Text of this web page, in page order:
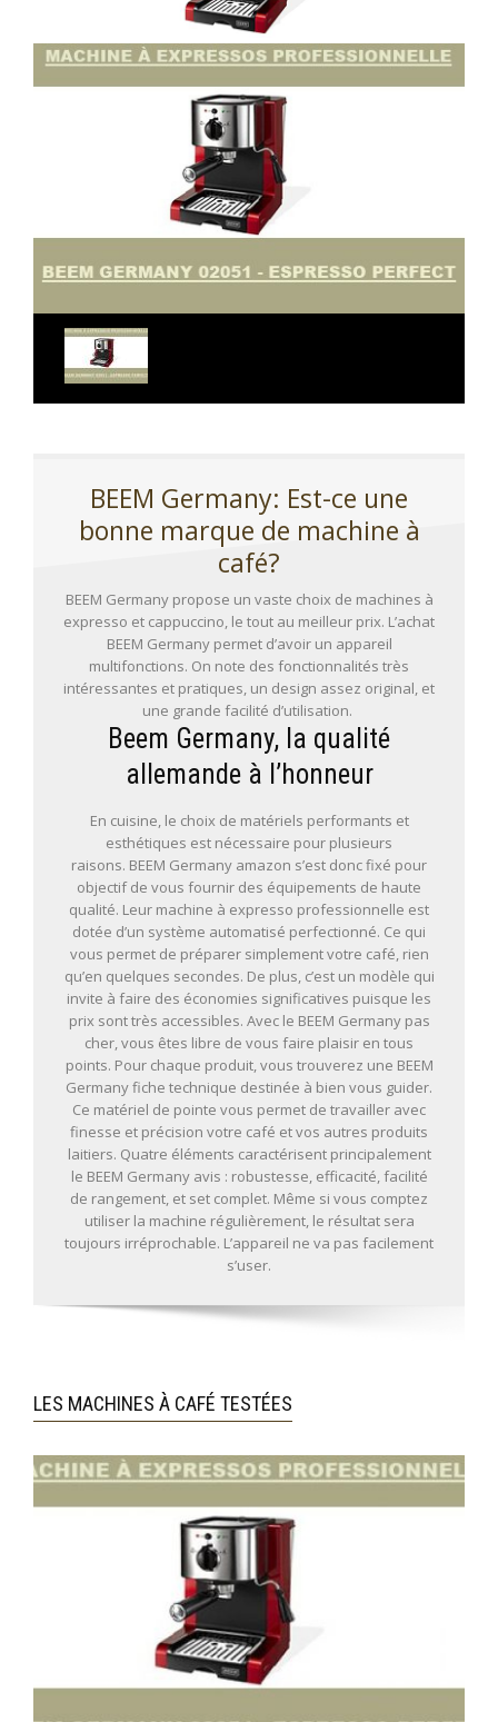
BEEM Germany: Est-ce une
bonne marque de machine à
café?
BEEM Germany propose un vaste choix de machines à
expresso et cappuccino, le tout au meilleur prix. L’achat
BEEM Germany permet d’avoir un appareil
multifonctions. On note des fonctionnalités très
intéressantes et pratiques, un design assez original, et
une grande facilité d’utilisation.
Beem Germany, la qualité
allemande à l’honneur
En cuisine, le choix de matériels performants et
esthétiques est nécessaire pour plusieurs
raisons. BEEM Germany amazon s’est donc fixé pour
objectif de vous fournir des équipements de haute
qualité. Leur machine à expresso professionnelle est
dotée d’un système automatisé perfectionné. Ce qui
vous permet de préparer simplement votre café, rien
qu’en quelques secondes. De plus, c’est un modèle qui
invite à faire des économies significatives puisque les
prix sont très accessibles. Avec le BEEM Germany pas
cher, vous êtes libre de vous faire plaisir en tous
points. Pour chaque produit, vous trouverez une BEEM
Germany fiche technique destinée à bien vous guider.
Ce matériel de pointe vous permet de travailler avec
finesse et précision votre café et vos autres produits
laitiers. Quatre éléments caractérisent principalement
le BEEM Germany avis : robustesse, efficacité, facilité
de rangement, et set complet. Même si vous comptez
utiliser la machine régulièrement, le résultat sera
toujours irréprochable. L’appareil ne va pas facilement
s’user.
LES MACHINES À CAFÉ TESTÉES